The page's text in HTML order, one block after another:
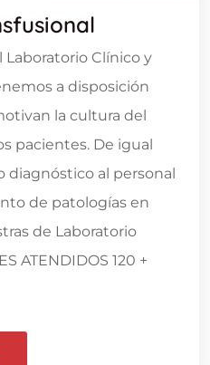
Laboratorio Clínico y
a disposición
la cultura del
pacientes. De igual
diagnóstico al personal
de patologías en
de Laboratorio
ATENDIDOS 120 +